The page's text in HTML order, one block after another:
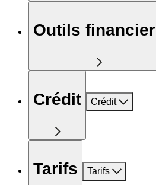
Outils
Crédit Crédit
Tarifs Tarifs